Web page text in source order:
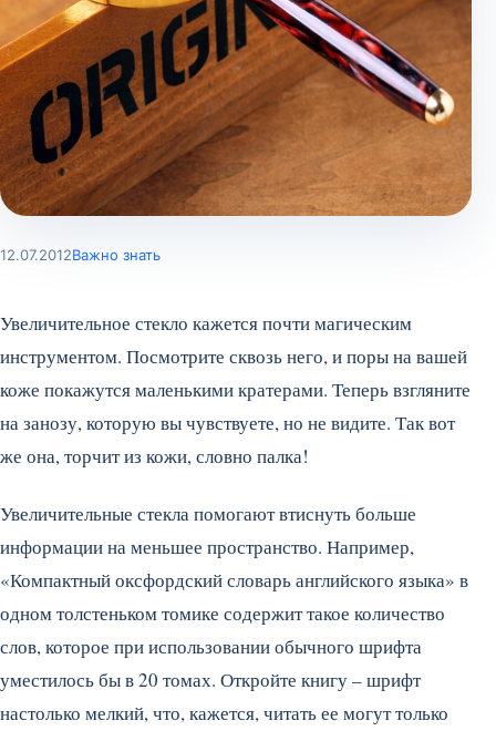
12.07.2012Важно знать
Увеличительное стекло кажется почти магическим
инструментом. Посмотрите сквозь него, и поры на вашей
коже покажутся маленькими кратерами. Теперь взгляните
на занозу, которую вы чувствуете, но не видите. Так вот
же она, торчит из кожи, словно палка!
Увеличительные стекла помогают втиснуть больше
информации на меньшее пространство. Например,
«Компактный оксфордский словарь английского языка» в
одном толстеньком томике содержит такое количество
слов, которое при использовании обычного шрифта
уместилось бы в 20 томах. Откройте книгу – шрифт
настолько мелкий, что, кажется, читать ее могут только